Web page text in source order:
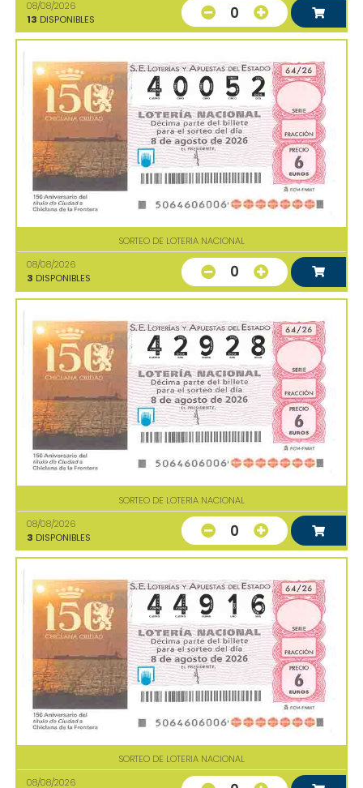
08/08/2026
13 DISPONIBLES 0
SORTEO DE LOTERIA NACIONAL
08/08/2026
3 DISPONIBLES 0
SORTEO DE LOTERIA NACIONAL
08/08/2026
3 DISPONIBLES 0
SORTEO DE LOTERIA NACIONAL
08/08/2026